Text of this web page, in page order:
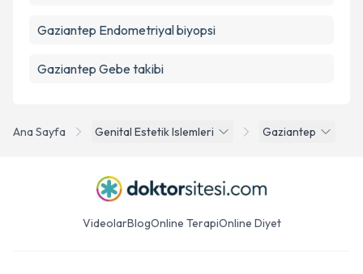
Ana Sayfa Genital Estetik Islemleri Gaziantep
Gaziantep Endometriyal biyopsi
Gaziantep Gebe takibi
VideolarBlogOnline TerapiOnline Diyet